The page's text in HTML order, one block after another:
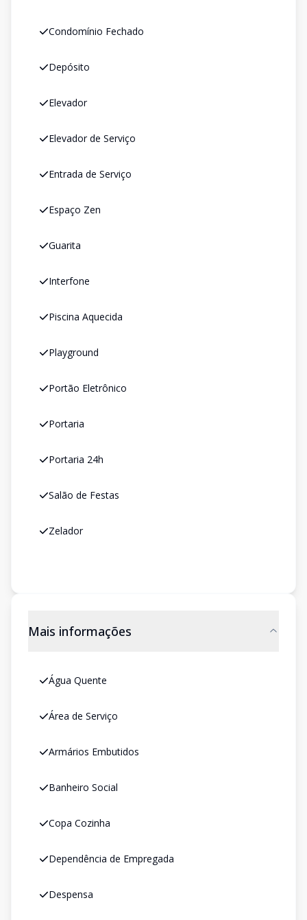
Condomínio Fechado
Depósito
Elevador
Elevador de Serviço
Entrada de Serviço
Espaço Zen
Guarita
Interfone
Piscina Aquecida
Playground
Portão Eletrônico
Portaria
Portaria 24h
Salão de Festas
Zelador
Mais informações
Água Quente
Área de Serviço
Armários Embutidos
Banheiro Social
Copa Cozinha
Dependência de Empregada
Despensa